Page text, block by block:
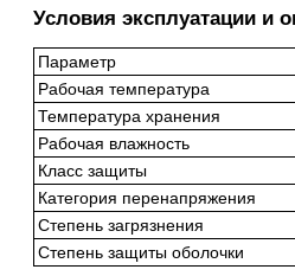
Условия эксплуатации и
Параметр
Рабочая температура
Температура хранения
Рабочая влажность
Класс защиты
Категория перенапряжения
Степень загрязнения
Степень защиты оболочки